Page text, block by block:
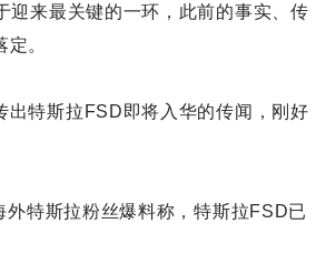
迎来最关键的一环，此前的事实、传
。
出特斯拉FSD即将入华的传闻，刚好
特斯拉粉丝爆料称，特斯拉FSD已